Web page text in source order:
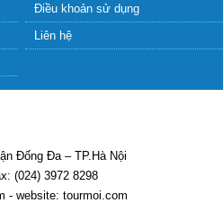
Điều khoản sử dụng
Liên hệ
Đống Đa – TP.Hà Nội
(024) 3972 8298
- website: tourmoi.com